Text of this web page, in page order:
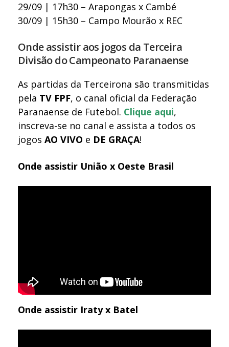
29/09 | 17h30 – Arapongas x Cambé
30/09 | 15h30 – Campo Mourão x REC
Onde assistir aos jogos da Terceira
Divisão do Campeonato Paranaense
As partidas da Terceirona são transmitidas
pela TV FPF, o canal oficial da Federação
Paranaense de Futebol. Clique aqui,
inscreva-se no canal e assista a todos os
jogosAO VIVO e DE GRAÇA!
Onde assistir União x Oeste Brasil
Onde assistir Iraty x Batel